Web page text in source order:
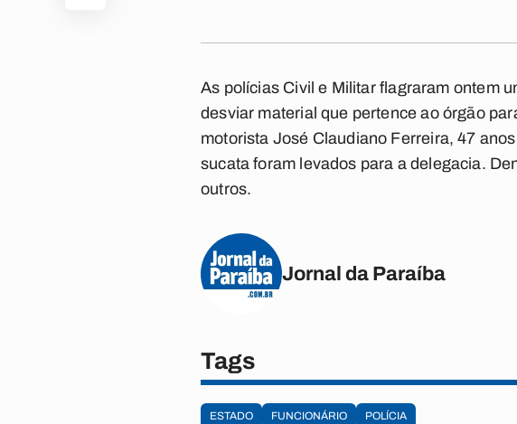
As polícias Civil e Militar flagraram ontem
desviar material que pertence ao órgão
motorista José Claudiano Ferreira, 47
sucata foram levados para a delegacia.
outros.
Jornal da Paraíba
Tags
ESTADO FUNCIONÁRIO POLÍCIA